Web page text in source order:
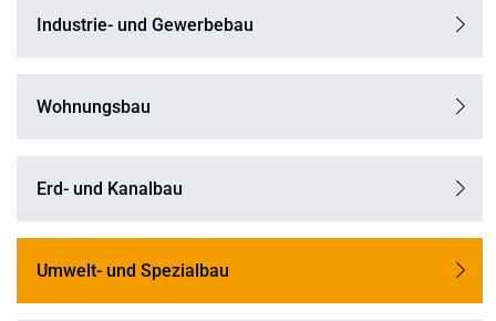
Industrie- und Gewerbebau
Wohnungsbau
Erd- und Kanalbau
Umwelt- und Spezialbau